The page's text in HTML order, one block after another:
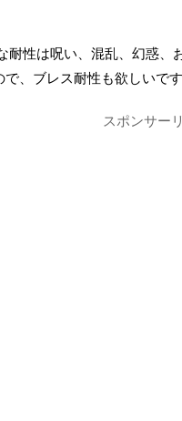
耐性は呪い、混乱、幻惑
、ブレス耐性も欲しいです
スポンサー